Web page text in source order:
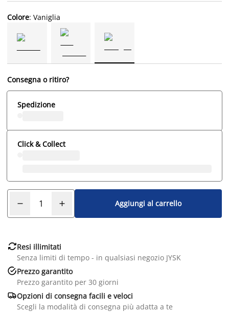
Colore: Vaniglia
Consegna o ritiro?
Spedizione
Click & Collect
Aggiungi al carrello
Resi illimitati
Senza limiti di tempo - in qualsiasi negozio JYSK
Prezzo garantito
Prezzo garantito per 30 giorni
Opzioni di consegna facili e veloci
Scegli la modalità di consegna più adatta a te